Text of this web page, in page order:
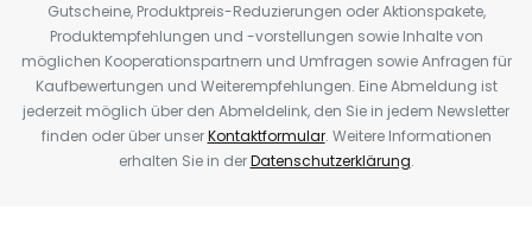
Gutscheine, Produktpreis-Reduzierungen oder Aktionspakete,
Produktempfehlungen und -vorstellungen sowie Inhalte von
möglichen Kooperationspartnern und Umfragen sowie Anfragen für
Kaufbewertungen und Weiterempfehlungen. Eine Abmeldung ist
jederzeit möglich über den Abmeldelink, den Sie in jedem Newsletter
finden oder über unserKontaktformular. Weitere Informationen
erhalten Sie in derDatenschutzerklärung.